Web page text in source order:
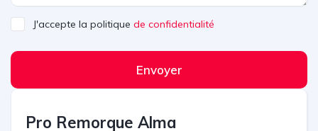
J'accepte la politique de confidentialité
Envoyer
Pro Remorque Alma